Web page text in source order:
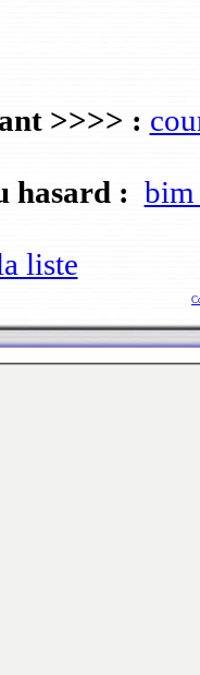
>>>> :
hasard : bim
liste